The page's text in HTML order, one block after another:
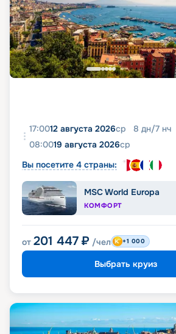
17:0012 августа 2026ср 8 дн/7 нч
08:0019 августа 2026ср
Вы посетите 4 страны:
MSC World Europa
КОМФОРТ
от 201 447 ₽ /чел +1 000
Выбрать круиз